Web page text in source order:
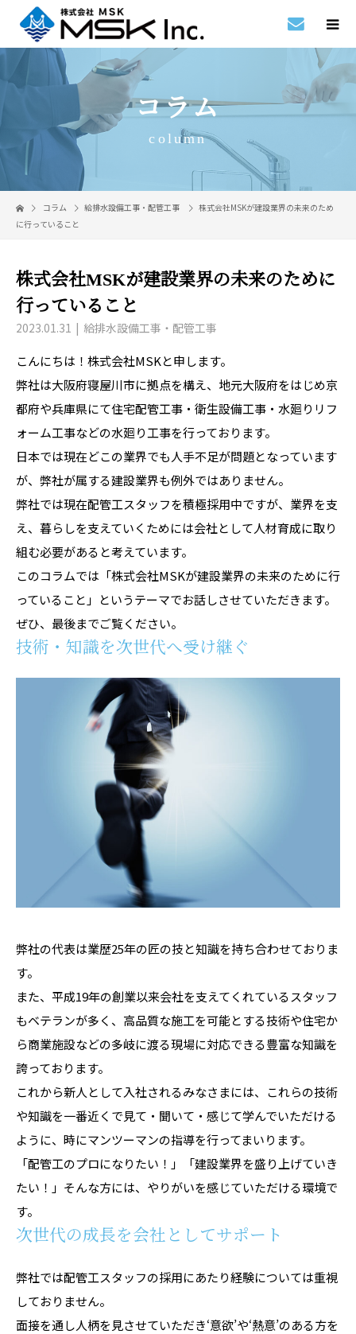
コラム
column
コラム 給排水設備工事・配管工事
株式会社MSKが建設業界の未来のため
に行っていること
株式会社MSKが建設業界の未来のために
行っていること
2023.01.31 給排水設備工事・配管工事
こんにちは！株式会社MSKと申します。
弊社は大阪府寝屋川市に拠点を構え、地元大阪府をはじめ京
都府や兵庫県にて住宅配管工事・衛生設備工事・水廻りリフ
ォーム工事などの水廻り工事を行っております。
日本では現在どこの業界でも人手不足が問題となっています
が、弊社が属する建設業界も例外ではありません。
弊社では現在配管工スタッフを積極採用中ですが、業界を支
え、暮らしを支えていくためには会社として人材育成に取り
組む必要があると考えています。
このコラムでは「株式会社MSKが建設業界の未来のために行
っていること」というテーマでお話しさせていただきます。
ぜひ、最後までご覧ください。
技術・知識を次世代へ受け継ぐ
弊社の代表は業歴25年の匠の技と知識を持ち合わせておりま
す。
また、平成19年の創業以来会社を支えてくれているスタッフ
もベテランが多く、高品質な施工を可能とする技術や住宅か
ら商業施設などの多岐に渡る現場に対応できる豊富な知識を
誇っております。
これから新人として入社されるみなさまには、これらの技術
や知識を一番近くで見て・聞いて・感じて学んでいただける
ように、時にマンツーマンの指導を行ってまいります。
「配管工のプロになりたい！」「建設業界を盛り上げていき
たい！」そんな方には、やりがいを感じていただける環境で
す。
次世代の成長を会社としてサポート
弊社では配管工スタッフの採用にあたり経験については重視
しておりません。
面接を通し人柄を見させていただき‘意欲’や‘熱意’のある方を